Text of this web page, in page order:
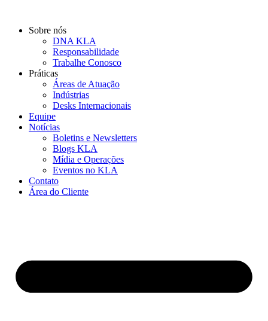
Sobre nós
DNA KLA
Responsabilidade
Trabalhe Conosco
Práticas
Áreas de Atuação
Indústrias
Desks Internacionais
Equipe
Notícias
Boletins e Newsletters
Blogs KLA
Mídia e Operações
Eventos no KLA
Contato
Área do Cliente